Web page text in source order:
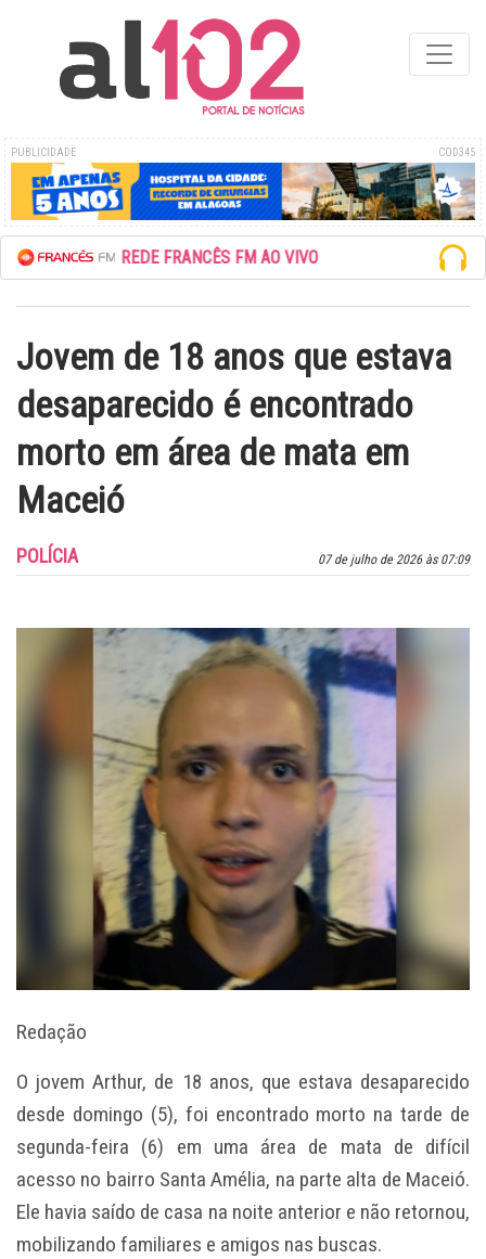
PUBLICIDADE COD345
ESCUTE A REDE FRANCÊS FM AO VIVO
Jovem de 18 anos que estava
desaparecido é encontrado
morto em área de mata em
Maceió
07 de julho de 2026 às 07:09
POLÍCIA
Redação
O jovem Arthur, de 18 anos, que estava desaparecido
desde domingo (5), foi encontrado morto na tarde de
segunda-feira (6) em uma área de mata de difícil
acesso no bairro Santa Amélia, na parte alta de Maceió.
Ele havia saído de casa na noite anterior e não retornou,
mobilizando familiares e amigos nas buscas.